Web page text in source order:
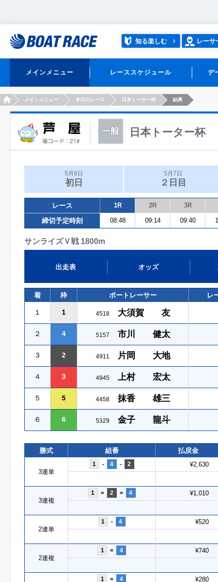
知る楽しむ レーサ
メインメニュー レーススケジュール デ
HOMEメインメニュー 本日のレース 日本トーター杯 結果
日本トーター杯
5月6日
初日
5月7日
２日目
レース 1R 2R 3R
締切予定時刻 08:48 09:14 09:40
サンライズＶ戦 1800m
出走表 オッズ
着 枠 ボートレーサー レ
１ 1 4518 大須賀 友
２ 4 5157 市川 健太
３ 2 4911 片岡 大地
４ 3 4945 上村 宏太
５ 5 4458 抹香 雄三
６ 6 5329 金子 龍斗
勝式 組番 払戻金
3連単
1 - 4 - 2 ¥2,630
3連複
1 = 2 = 4 ¥1,010
2連単
1 - 4 ¥520
2連複
1 = 4 ¥740
1 = 4 ¥280